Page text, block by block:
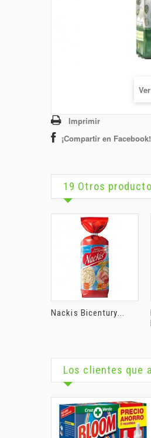
Imprimir
¡Compartir en Facebook!
19 Otros
Nackis Bicentury...
Los clientes que